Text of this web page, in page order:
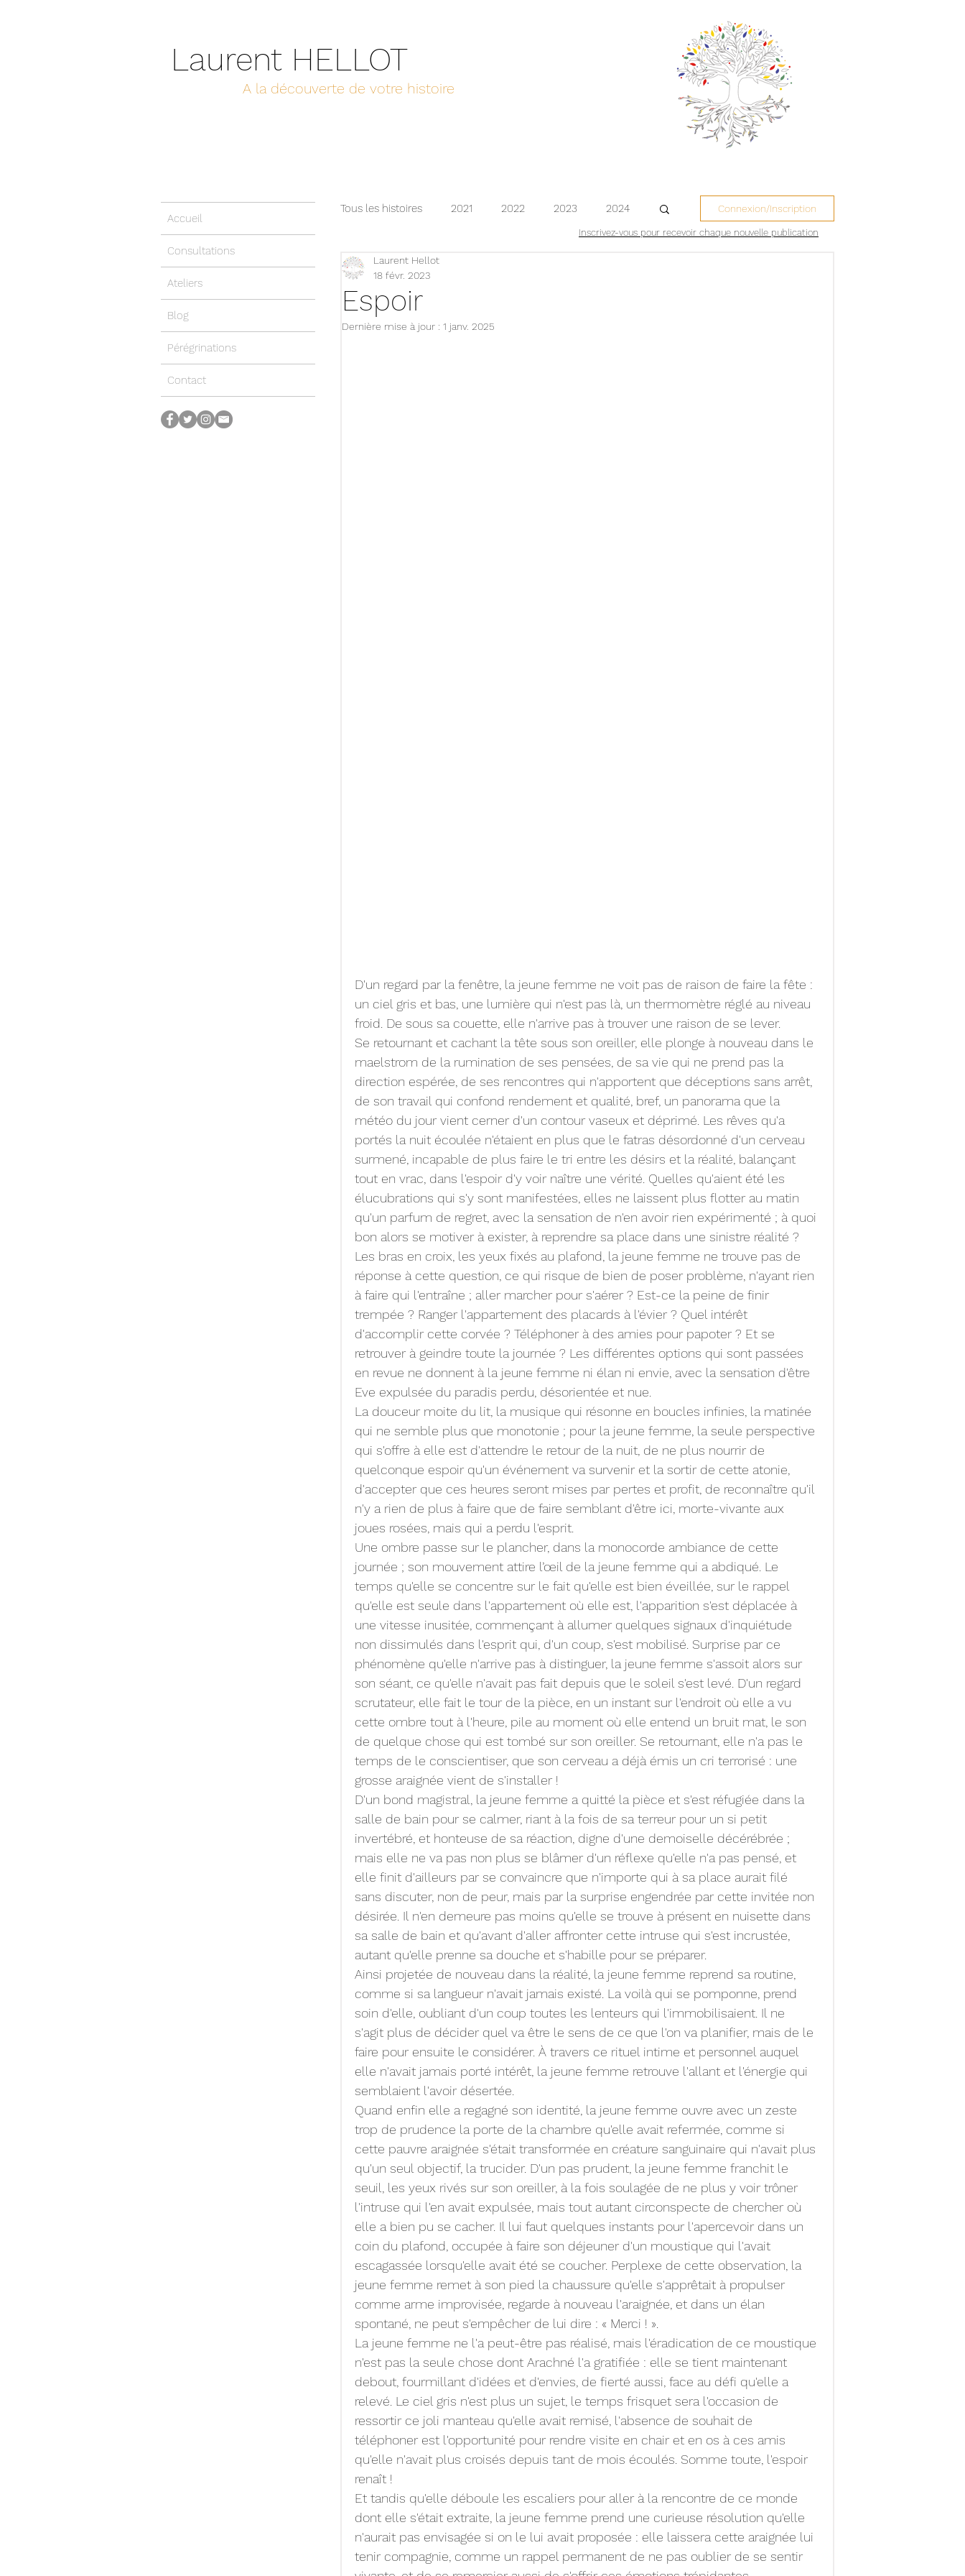
Laurent HELLOT
A la découverte de votre histoire
Tous les histoires 2021 2022 2023 2024
2025 2026
Connexion/Inscription
Espoir
Laurent Hellot
18 févr. 2023
Dernière mise à jour : 1 janv. 2025
D'un regard par la fenêtre, la jeune femme ne voit pas de raison de faire la fête :
un ciel gris et bas, une lumière qui n'est pas là, un thermomètre réglé au niveau
froid. De sous sa couette, elle n'arrive pas à trouver une raison de se lever.
Se retournant et cachant la tête sous son oreiller, elle plonge à nouveau dans le
maelstrom de la rumination de ses pensées, de sa vie qui ne prend pas la
direction espérée, de ses rencontres qui n'apportent que déceptions sans arrêt,
de son travail qui confond rendement et qualité, bref, un panorama que la
météo du jour vient cerner d'un contour vaseux et déprimé. Les rêves qu'a
portés la nuit écoulée n'étaient en plus que le fatras désordonné d'un cerveau
surmené, incapable de plus faire le tri entre les désirs et la réalité, balançant
tout en vrac, dans l'espoir d'y voir naître une vérité. Quelles qu'aient été les
élucubrations qui s'y sont manifestées, elles ne laissent plus flotter au matin
qu'un parfum de regret, avec la sensation de n'en avoir rien expérimenté ; à quoi
bon alors se motiver à exister, à reprendre sa place dans une sinistre réalité ?
Les bras en croix, les yeux fixés au plafond, la jeune femme ne trouve pas de
réponse à cette question, ce qui risque de bien de poser problème, n'ayant rien
à faire qui l'entraîne ; aller marcher pour s'aérer ? Est-ce la peine de finir
trempée ? Ranger l'appartement des placards à l'évier ? Quel intérêt
d'accomplir cette corvée ? Téléphoner à des amies pour papoter ? Et se
retrouver à geindre toute la journée ? Les différentes options qui sont passées
en revue ne donnent à la jeune femme ni élan ni envie, avec la sensation d'être
Eve expulsée du paradis perdu, désorientée et nue.
La douceur moite du lit, la musique qui résonne en boucles infinies, la matinée
qui ne semble plus que monotonie ; pour la jeune femme, la seule perspective
qui s'offre à elle est d'attendre le retour de la nuit, de ne plus nourrir de
quelconque espoir qu'un événement va survenir et la sortir de cette atonie,
d'accepter que ces heures seront mises par pertes et profit, de reconnaître qu'il
n'y a rien de plus à faire que de faire semblant d'être ici, morte-vivante aux
joues rosées, mais qui a perdu l'esprit.
Une ombre passe sur le plancher, dans la monocorde ambiance de cette
journée ; son mouvement attire l’œil de la jeune femme qui a abdiqué. Le
temps qu'elle se concentre sur le fait qu'elle est bien éveillée, sur le rappel
qu'elle est seule dans l'appartement où elle est, l'apparition s'est déplacée à
une vitesse inusitée, commençant à allumer quelques signaux d'inquiétude
non dissimulés dans l'esprit qui, d'un coup, s'est mobilisé. Surprise par ce
phénomène qu'elle n'arrive pas à distinguer, la jeune femme s'assoit alors sur
son séant, ce qu'elle n'avait pas fait depuis que le soleil s'est levé. D'un regard
scrutateur, elle fait le tour de la pièce, en un instant sur l'endroit où elle a vu
cette ombre tout à l'heure, pile au moment où elle entend un bruit mat, le son
de quelque chose qui est tombé sur son oreiller. Se retournant, elle n'a pas le
temps de le conscientiser, que son cerveau a déjà émis un cri terrorisé : une
grosse araignée vient de s'installer !
D'un bond magistral, la jeune femme a quitté la pièce et s'est réfugiée dans la
salle de bain pour se calmer, riant à la fois de sa terreur pour un si petit
invertébré, et honteuse de sa réaction, digne d'une demoiselle décérébrée ;
mais elle ne va pas non plus se blâmer d'un réflexe qu'elle n'a pas pensé, et
elle finit d'ailleurs par se convaincre que n'importe qui à sa place aurait filé
sans discuter, non de peur, mais par la surprise engendrée par cette invitée non
désirée. Il n'en demeure pas moins qu'elle se trouve à présent en nuisette dans
sa salle de bain et qu'avant d'aller affronter cette intruse qui s'est incrustée,
autant qu'elle prenne sa douche et s'habille pour se préparer.
Ainsi projetée de nouveau dans la réalité, la jeune femme reprend sa routine,
comme si sa langueur n'avait jamais existé. La voilà qui se pomponne, prend
soin d'elle, oubliant d'un coup toutes les lenteurs qui l'immobilisaient. Il ne
s'agit plus de décider quel va être le sens de ce que l'on va planifier, mais de le
faire pour ensuite le considérer. À travers ce rituel intime et personnel auquel
elle n'avait jamais porté intérêt, la jeune femme retrouve l'allant et l'énergie qui
semblaient l'avoir désertée.
Quand enfin elle a regagné son identité, la jeune femme ouvre avec un zeste
trop de prudence la porte de la chambre qu'elle avait refermée, comme si
cette pauvre araignée s'était transformée en créature sanguinaire qui n'avait plus
qu'un seul objectif, la trucider. D'un pas prudent, la jeune femme franchit le
seuil, les yeux rivés sur son oreiller, à la fois soulagée de ne plus y voir trôner
l'intruse qui l'en avait expulsée, mais tout autant circonspecte de chercher où
elle a bien pu se cacher. Il lui faut quelques instants pour l'apercevoir dans un
coin du plafond, occupée à faire son déjeuner d'un moustique qui l'avait
escagassée lorsqu'elle avait été se coucher. Perplexe de cette observation, la
jeune femme remet à son pied la chaussure qu'elle s'apprêtait à propulser
comme arme improvisée, regarde à nouveau l'araignée, et dans un élan
spontané, ne peut s'empêcher de lui dire : « Merci ! ».
La jeune femme ne l'a peut-être pas réalisé, mais l'éradication de ce moustique
n'est pas la seule chose dont Arachné l'a gratifiée : elle se tient maintenant
debout, fourmillant d'idées et d'envies, de fierté aussi, face au défi qu'elle a
relevé. Le ciel gris n'est plus un sujet, le temps frisquet sera l'occasion de
ressortir ce joli manteau qu'elle avait remisé, l'absence de souhait de
téléphoner est l'opportunité pour rendre visite en chair et en os à ces amis
qu'elle n'avait plus croisés depuis tant de mois écoulés. Somme toute, l'espoir
renaît !
Et tandis qu'elle déboule les escaliers pour aller à la rencontre de ce monde
dont elle s'était extraite, la jeune femme prend une curieuse résolution qu'elle
n'aurait pas envisagée si on le lui avait proposée : elle laissera cette araignée lui
tenir compagnie, comme un rappel permanent de ne pas oublier de se sentir
Inscrivez-vous pour recevoir chaque nouvelle publication
Accueil
Consultations
Ateliers
Blog
Pérégrinations
Contact